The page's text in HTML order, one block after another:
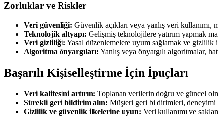
Zorluklar ve Riskler
Veri güvenliği: Güvenlik açıkları veya yanlış veri kullanımı,
Teknolojik altyapı: Gelişmiş teknolojilere yatırım yapmak
Veri gizliliği: Yasal düzenlemelere uyum sağlamak ve gizlilik
Algoritma önyargıları: Yanlış veya önyargılı algoritmalar,
Başarılı Kişiselleştirme İçin İpuçları
Veri kalitesini artırın: Toplanan verilerin doğru ve güncel
Sürekli geri bildirim alın: Müşteri geri bildirimleri, deneyimi
Gizlilik ve güvenlik ilkelerine uyun: Veri kullanımı ve